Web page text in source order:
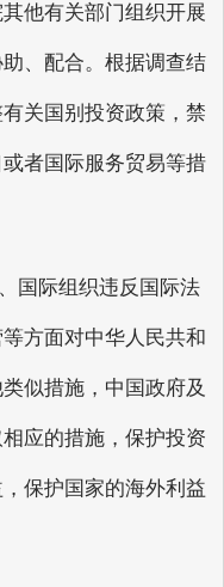
他有关部门组织开展
、配合。根据调查结
关国别投资政策，禁
者国际服务贸易等措
际组织违反国际法
方面对中华人民共和
似措施，中国政府及
应的措施，保护投资
保护国家的海外利益